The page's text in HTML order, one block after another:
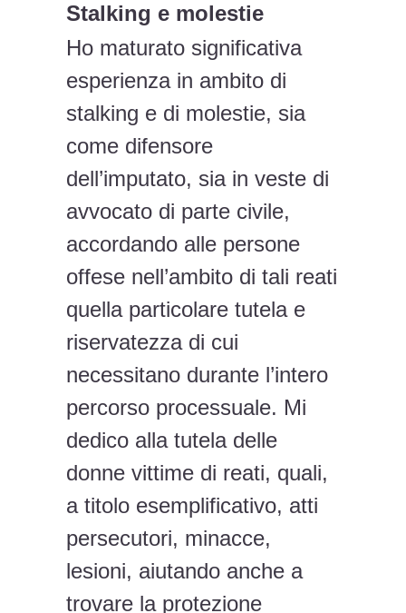
Stalking e molestie
Ho maturato significativa
esperienza in ambito di
stalking e di molestie, sia
come difensore
dell’imputato, sia in veste di
avvocato di parte civile,
accordando alle persone
offese nell’ambito di tali reati
quella particolare tutela e
riservatezza di cui
necessitano durante l’intero
percorso processuale. Mi
dedico alla tutela delle
donne vittime di reati, quali,
a titolo esemplificativo, atti
persecutori, minacce,
lesioni, aiutando anche a
trovare la protezione